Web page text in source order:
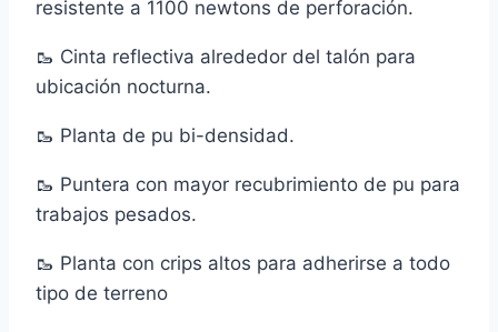
resistente a 1100 newtons de perforación.
🥾 Cinta reflectiva alrededor del talón para
ubicación nocturna.
🥾 Planta de pu bi-densidad.
🥾 Puntera con mayor recubrimiento de pu para
trabajos pesados.
🥾 Planta con crips altos para adherirse a todo
tipo de terreno